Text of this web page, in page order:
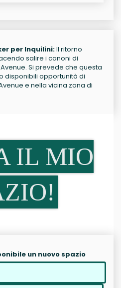
per Inquilini:Il ritorno
salire i canoni di
Si prevede che questa
disponibili opportunità di
e nella vicina zona di
IL MIO
un nuovo spazio